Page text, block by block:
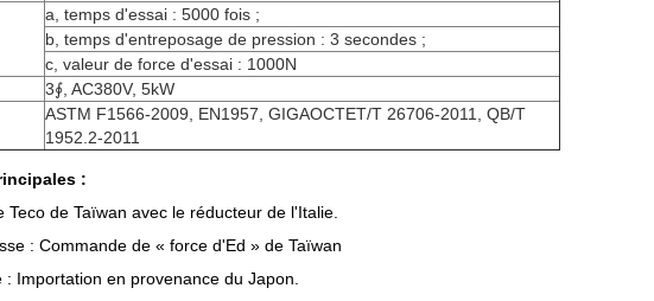
a, temps d'essai : 5000 fois ;
b, temps d'entreposage de pression : 3 secondes ;
c, valeur de force d'essai : 1000N
3∮, AC380V, 5kW
ASTM F1566-2009, EN1957, GIGAOCTET/T 26706-2011, QB/T
1952.2-2011
:
Teco de Taïwan avec le réducteur de l'Italie.
: Commande de « force d'Ed » de Taïwan
: Importation en provenance du Japon.